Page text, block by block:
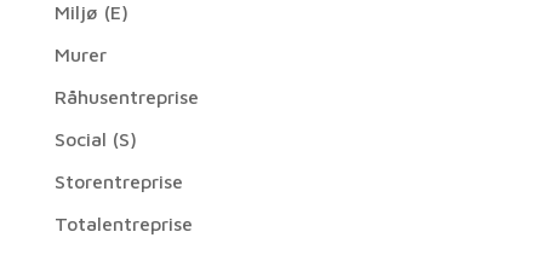
Miljø (E)
Murer
Råhusentreprise
Social (S)
Storentreprise
Totalentreprise